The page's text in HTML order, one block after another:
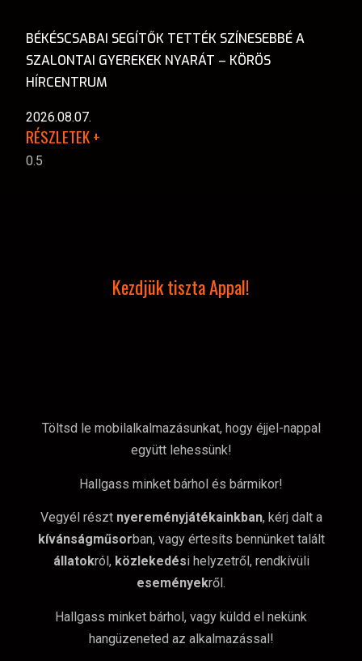
BÉKÉSCSABAI SEGÍTŐK TETTÉK SZÍNESEBBÉ A
SZALONTAI GYEREKEK NYARÁT – KÖRÖS
HÍRCENTRUM
2026.08.07.
RÉSZLETEK +
Kezdjük tiszta Appal!
Töltsd le mobilalkalmazásunkat, hogy éjjel-nappal
együtt lehessünk!
Hallgass minket bárhol és bármikor!
Vegyél részt nyereményjátékainkban, kérj dalt a
kívánságműsorban, vagy értesíts bennünket talált
állatokról, közlekedési helyzetről, rendkívüli
eseményekről.
Hallgass minket bárhol, vagy küldd el nekünk
hangüzeneted az alkalmazással!